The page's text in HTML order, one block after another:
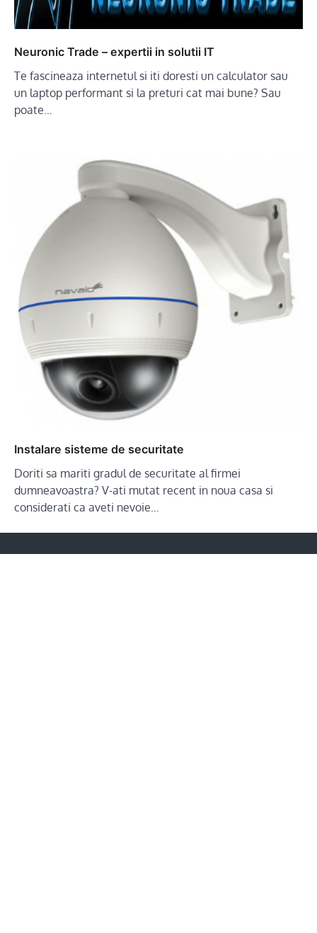
Neuronic Trade – expertii in solutii IT
Te fascineaza internetul si iti doresti un calculator sau
un laptop performant si la preturi cat mai bune? Sau
poate…
Instalare sisteme de securitate
Doriti sa mariti gradul de securitate al firmei
dumneavoastra? V-ati mutat recent in noua casa si
considerati ca aveti nevoie…